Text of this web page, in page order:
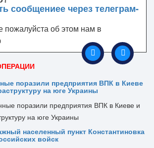
пожалуйста об этом нам в
поразили предприятия ВПК в Киеве
на юге Украины
населенный пункт Константиновка
войск